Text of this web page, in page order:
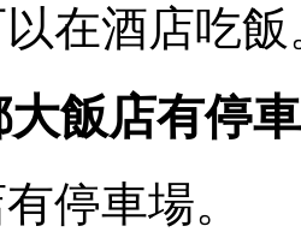
在酒店吃飯
飯店有停
停車場。